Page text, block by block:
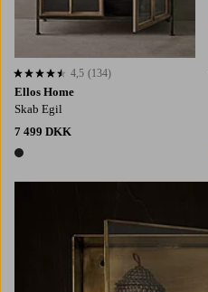
Ellos Home
Skab Egil
7 499 DKK
1 farve
4,5 baseret på 134 bedømmelser
4,5 (134)